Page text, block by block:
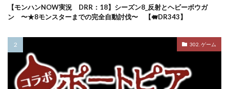
【モンハンNOW実況 DRR：18】シーズン8_反射とヘビーボウガ
ン 〜★8モンスターまでの完全自動討伐〜 【🐖DR343】
302. ゲーム